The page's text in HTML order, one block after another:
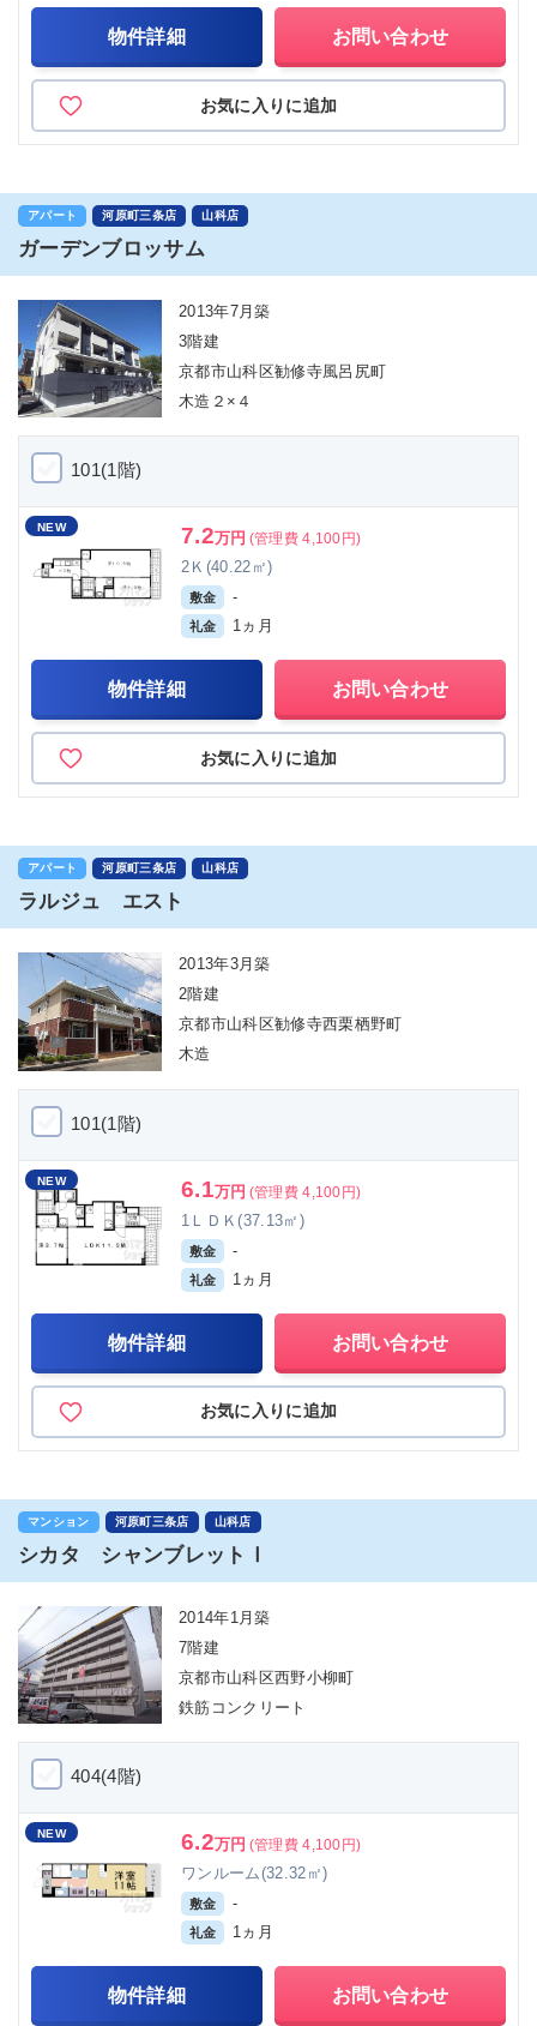
物件詳細 お問い合わせ
お気に入りに追加
アパート 河原町三条店 山科店
ガーデンブロッサム
2013年7月築
3階建
京都市山科区勧修寺風呂尻町
木造２×４
101(1階)
NEW 7.2万円 (管理費 4,100円)
2Ｋ(40.22㎡)
敷金 -
礼金 1ヵ月
物件詳細 お問い合わせ
お気に入りに追加
アパート 河原町三条店 山科店
ラルジュ エスト
2013年3月築
2階建
京都市山科区勧修寺西栗栖野町
木造
101(1階)
NEW 6.1万円 (管理費 4,100円)
1ＬＤＫ(37.13㎡)
敷金 -
礼金 1ヵ月
物件詳細 お問い合わせ
お気に入りに追加
マンション 河原町三条店 山科店
シカタ シャンブレットⅠ
2014年1月築
7階建
京都市山科区西野小柳町
鉄筋コンクリート
404(4階)
NEW 6.2万円 (管理費 4,100円)
ワンルーム(32.32㎡)
敷金 -
礼金 1ヵ月
物件詳細 お問い合わせ